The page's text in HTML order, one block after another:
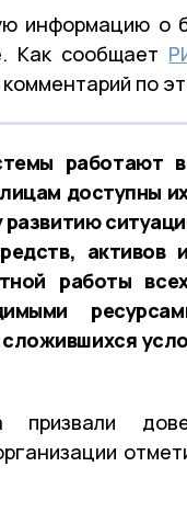
информацию о
Как сообщает
по
работают
доступны
активов
работы
призвали